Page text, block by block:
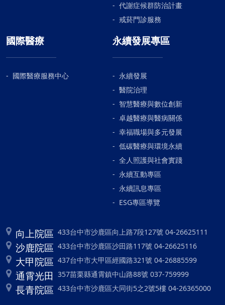
代謝症候群防治計畫
戒菸門診服務
國際醫療
國際醫療服務中心
永續發展專區
永續發展
醫院治理
智慧醫療與數位創新
卓越醫療與醫病關係
幸福職場與多元發展
低碳醫療與環境永續
全人照護與社會實踐
永續互動專區
永續訊息專區
ESG專區導覽
向上院區 433台中市沙鹿區向上路7段127號 04-26625111
沙鹿院區 433台中市沙鹿區沙田路117號 04-26625116
大甲院區 437台中市大甲區經國路321號 04-26885599
通霄光田 357苗栗縣通霄鎮中山路88號 037-759999
長青院區 433台中市沙鹿區大同街5之2號5樓 04-26365000